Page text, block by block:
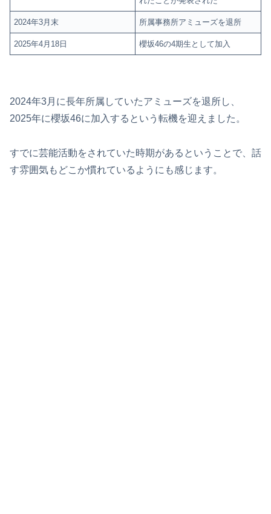
2024年3月末 所属事務所アミューズを退所
2025年4月18日 櫻坂46の4期生として加入
2024年3月に長年所属していたアミューズを退所し、
2025年に櫻坂46に加入するという転機を迎えました。
すでに芸能活動をされていた時期があるということで、話
す雰囲気もどこか慣れているようにも感じます。